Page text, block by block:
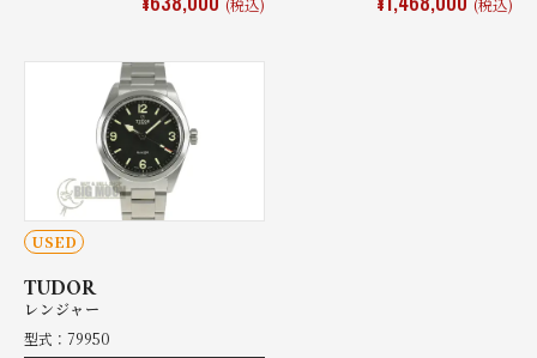
(税込) (税込)
USED
TUDOR
レンジャー
型式：79950